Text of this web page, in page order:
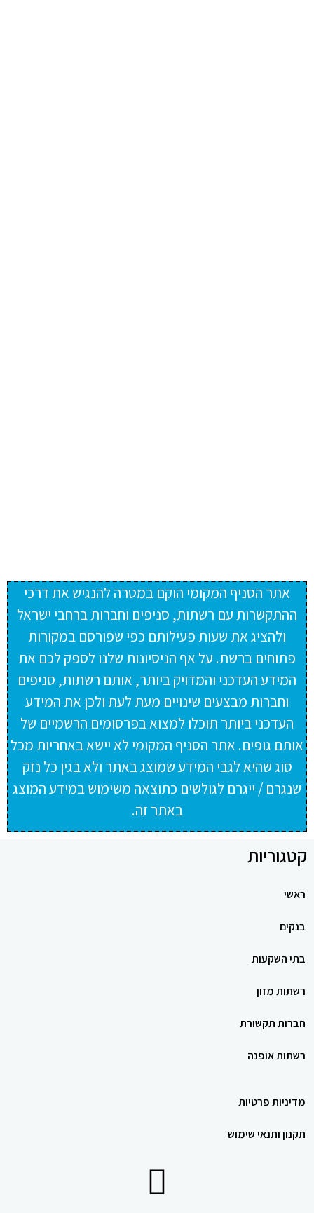
אתר הסניף המקומי הוקם במטרה להנגיש את דרכי
ההתקשרות עם רשתות, סניפים וחברות ברחבי ישראל
ולהציג את שעות פעילותם כפי שפורסם במקורות
פתוחים ברשת. על אף הניסיונות שלנו לספק לכם את
המידע העדכני והמדויק ביותר, אותם רשתות, סניפים
וחברות מבצעים שינויים מעת לעת ולכן את המידע
העדכני ביותר תוכלו למצוא בפרסומים הרשמיים של
אותם גופים. אתר הסניף המקומי לא יישא באחריות מכל
סוג שהיא לגבי המידע שמוצג באתר ולא בגין כל נזק
שנגרם / ייגרם לגולשים כתוצאה משימוש במידע המוצג
באתר זה.
קטגוריות
ראשי
בנקים
בתי השקעות
רשתות מזון
חברות תקשורת
רשתות אופנה
מדיניות פרטיות
תקנון ותנאי שימוש